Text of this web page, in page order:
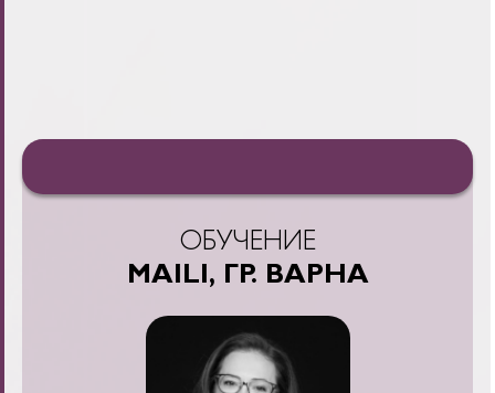
ОБУЧЕНИЕ
MAILI, ГР. ВАРНА